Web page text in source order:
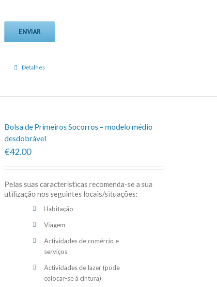
Detalhes
Bolsa de Primeiros Socorros – modelo médio
desdobrável
€42.00
Pelas suas características recomenda-se a sua
utilização nos seguintes locais/situações:
Habitação
Viagem
Actividades de comércio e
serviços
Actividades de lazer (pode
colocar-se à cintura)